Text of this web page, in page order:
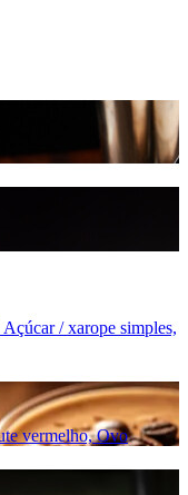
/ xarope simples,
vermelho, Ovo